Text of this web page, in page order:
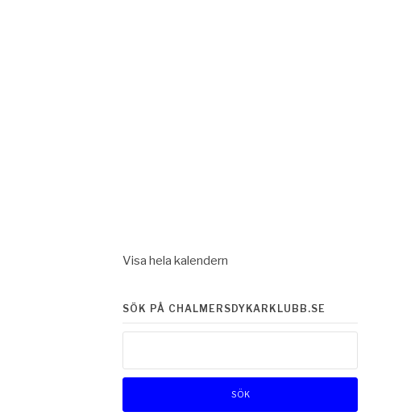
Visa hela kalendern
SÖK PÅ CHALMERSDYKARKLUBB.SE